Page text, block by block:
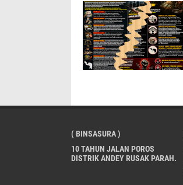
( BINSASURA )
10 TAHUN JALAN POROS
DISTRIK ANDEY RUSAK PARAH.